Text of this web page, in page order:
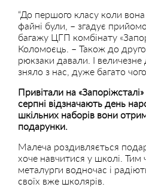
“До першого класу коли
файні були, – згадує
багажу ЦГП комбінату
Коломоєць. – Також до
рюкзаки давали. І
зняло з нас, дуже багато
Привітали на
серпні відзначають день
шкільних наборів вони
подарунки.
Малеча роздивляється
хоче навчитися у школі. Тим
металурги водночас і
своїх вже школярів.